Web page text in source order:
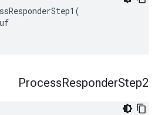
ProcessResponderStep2